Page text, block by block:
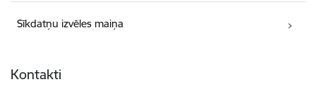
Sīkdatņu izvēles maiņa
Kontakti